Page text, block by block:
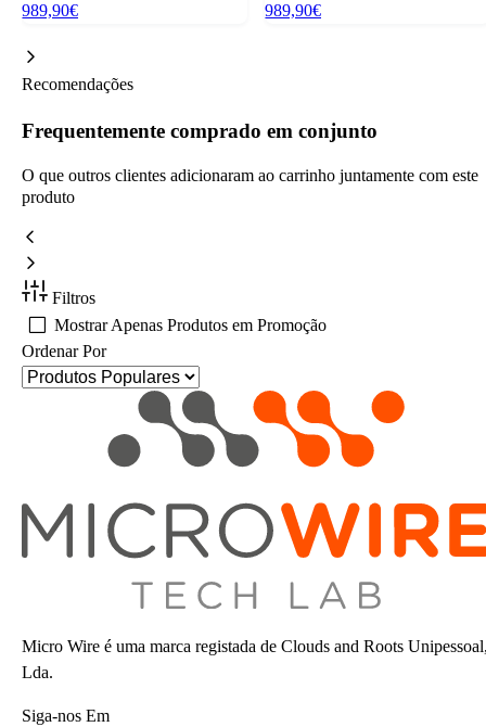
989,90€ 989,90€
Recomendações
Frequentemente comprado em conjunto
O que outros clientes adicionaram ao carrinho juntamente com este
produto
Filtros
Mostrar Apenas Produtos em Promoção
Ordenar Por
Micro Wire é uma marca registada de Clouds and Roots
Lda.
Siga-nos Em